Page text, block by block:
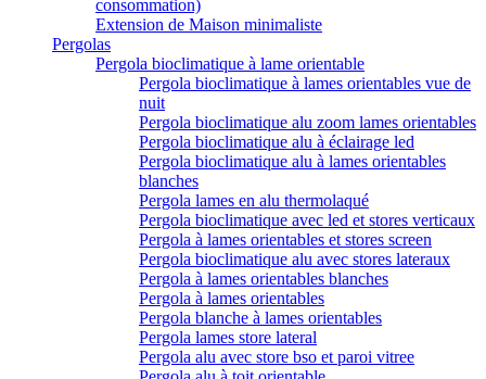
consommation)
Extension de Maison minimaliste
Pergolas
Pergola bioclimatique à lame orientable
Pergola bioclimatique à lames orientables vue de
nuit
Pergola bioclimatique alu zoom lames orientables
Pergola bioclimatique alu à éclairage led
Pergola bioclimatique alu à lames orientables
blanches
Pergola lames en alu thermolaqué
Pergola bioclimatique avec led et stores verticaux
Pergola à lames orientables et stores screen
Pergola bioclimatique alu avec stores lateraux
Pergola à lames orientables blanches
Pergola à lames orientables
Pergola blanche à lames orientables
Pergola lames store lateral
Pergola alu avec store bso et paroi vitree